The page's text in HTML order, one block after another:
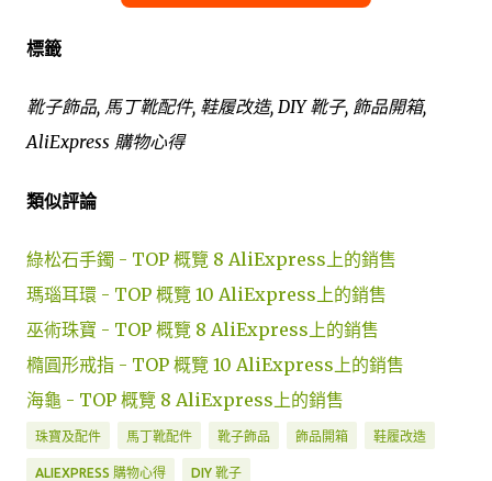
標籤
靴子飾品, 馬丁靴配件, 鞋履改造, DIY 靴子, 飾品開箱,
AliExpress 購物心得
類似評論
綠松石手鐲 - TOP 概覽 8 AliExpress上的銷售
瑪瑙耳環 - TOP 概覽 10 AliExpress上的銷售
巫術珠寶 - TOP 概覽 8 AliExpress上的銷售
橢圓形戒指 - TOP 概覽 10 AliExpress上的銷售
海龜 - TOP 概覽 8 AliExpress上的銷售
珠寶及配件 馬丁靴配件 靴子飾品 飾品開箱 鞋履改造
ALIEXPRESS 購物心得 DIY 靴子